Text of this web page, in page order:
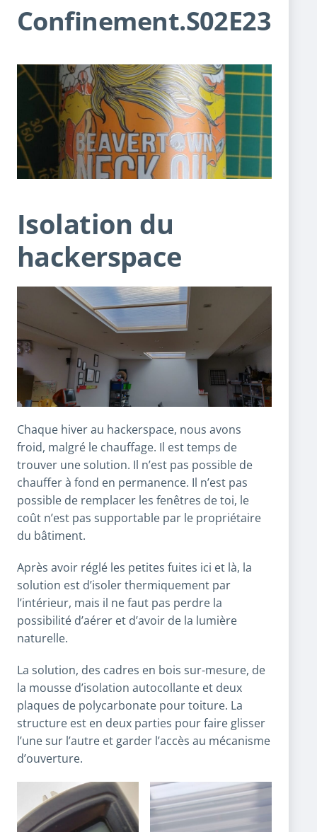
Confinement.S02E23
Isolation du
hackerspace
Chaque hiver au hackerspace, nous avons
froid, malgré le chauffage. Il est temps de
trouver une solution. Il n’est pas possible de
chauffer à fond en permanence. Il n’est pas
possible de remplacer les fenêtres de toi, le
coût n’est pas supportable par le propriétaire
du bâtiment.
Après avoir réglé les petites fuites ici et là, la
solution est d’isoler thermiquement par
l’intérieur, mais il ne faut pas perdre la
possibilité d’aérer et d’avoir de la lumière
naturelle.
La solution, des cadres en bois sur-mesure, de
la mousse d’isolation autocollante et deux
plaques de polycarbonate pour toiture. La
structure est en deux parties pour faire glisser
l’une sur l’autre et garder l’accès au mécanisme
d’ouverture.